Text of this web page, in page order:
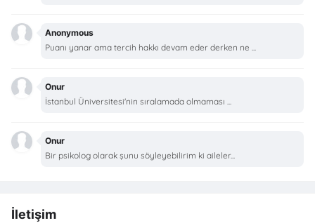
Anonymous
Puanı yanar ama tercih hakkı devam eder derken ne ...
Onur
İstanbul Üniversitesi'nin sıralamada olmaması ...
Onur
Bir psikolog olarak şunu söyleyebilirim ki aileler...
İletişim